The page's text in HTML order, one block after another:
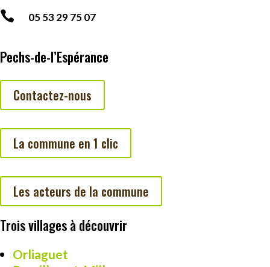
 05 53 29 75 07
Pechs-de-l’Espérance
Contactez-nous
La commune en 1 clic
Les acteurs de la commune
Trois villages à découvrir
Orliaguet